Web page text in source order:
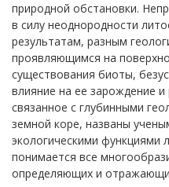
природной обстановки.
в силу неоднородности
результатам, разным
проявляющимся на
существования биоты,
влияние на ее зарождение
связанное с глубинными
земной коре, названы
экологическими
понимается все
определяющих и